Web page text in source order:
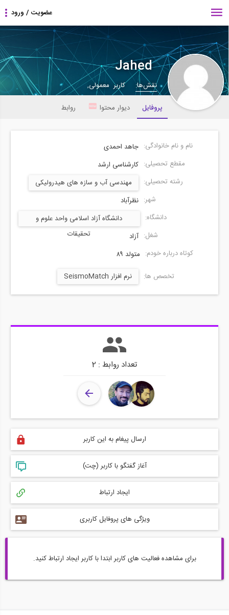
Jahed
نقش‌ها:
کاربر معمولی,
پروفایل
دیوار محتوا روابط
نام و نام خانوادگی: جاهد احمدی
مقطع تحصیلی: کارشناسی ارشد
رشته تحصیلی:
مهندسی آب و سازه های هیدرولیکی
شهر: نظرآباد
دانشگاه:
دانشگاه آزاد اسلامی واحد علوم و
تحقیقات
شغل: آزاد
کوتاه درباره خودم: متولد ۸۹
تخصص ها:
نرم افزار SeismoMatch
تعداد روابط : 2
ارسال پیغام به این کاربر
آغاز گفتگو با کاربر (چت)
ایجاد ارتباط
ویژگی های پروفایل کاربری
برای مشاهده فعالیت های کاربر ابتدا با کاربر ایجاد ارتباط کنید.